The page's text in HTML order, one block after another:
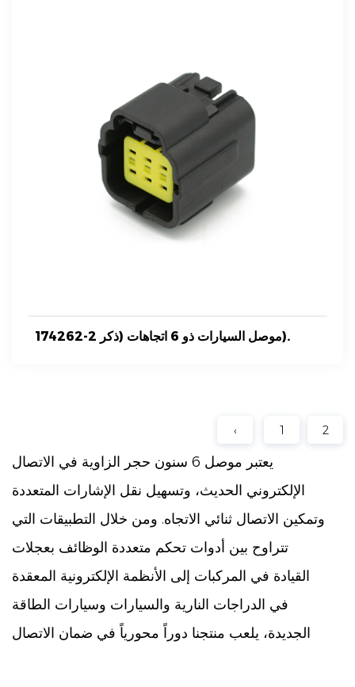
174262-2 موصل السيارات ذو 6 اتجاهات (ذكر).
‹ 1 2
يعتبر موصل 6 سنون حجر الزاوية في الاتصال
الإلكتروني الحديث، وتسهيل نقل الإشارات المتعددة
وتمكين الاتصال ثنائي الاتجاه. ومن خلال التطبيقات التي
تتراوح بين أدوات تحكم متعددة الوظائف بعجلات
القيادة في المركبات إلى الأنظمة الإلكترونية المعقدة
في الدراجات النارية والسيارات وسيارات الطاقة
الجديدة، يلعب منتجنا دوراً محورياً في ضمان الاتصال